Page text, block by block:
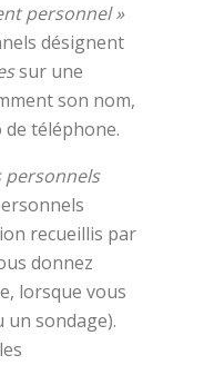
personnel »
désignent
sur une
son nom,
téléphone.
personnels
recueillis par
donnez
lorsque vous
sondage).